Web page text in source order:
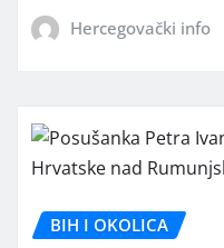
Hercegovački info
BIH I OKOLICA